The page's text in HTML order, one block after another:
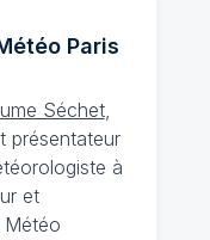
Paris
Séchet,
présentateur
à
et
Météo